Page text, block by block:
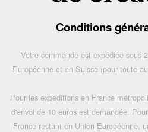
Conditions
Votre commande est expédiée sous
Européenne et en Suisse (pour toute
Pour les expéditions en France
d'envoi de 10 euros est demandée.
France restant en Union Européenne,